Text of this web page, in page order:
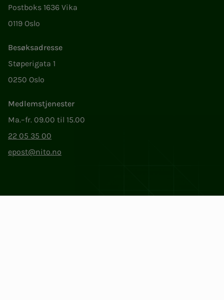
Postboks 1636 Vika
0119 Oslo
Besøksadresse
Støperigata 1
0250 Oslo
Medlemstjenester
Ma.–fr. 09.00 til 15.00
22 05 35 00
epost@nito.no